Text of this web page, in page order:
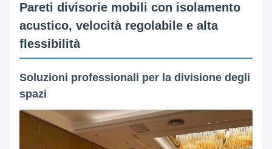
Pareti divisorie mobili con isolamento
acustico, velocità regolabile e alta
flessibilità
Soluzioni professionali per la divisione degli
spazi